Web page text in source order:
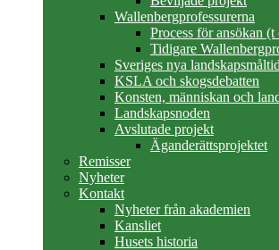
Wallenbergprofessurerna
Process för ansökan
Tidigare
Sveriges nya
KSLA och skogsdebatten
Konsten, människan och
Landskapsnoden
Avslutade projekt
Äganderättsprojektet
Remisser
Nyheter
Kontakt
Nyheter från akademien
Kansliet
Husets historia